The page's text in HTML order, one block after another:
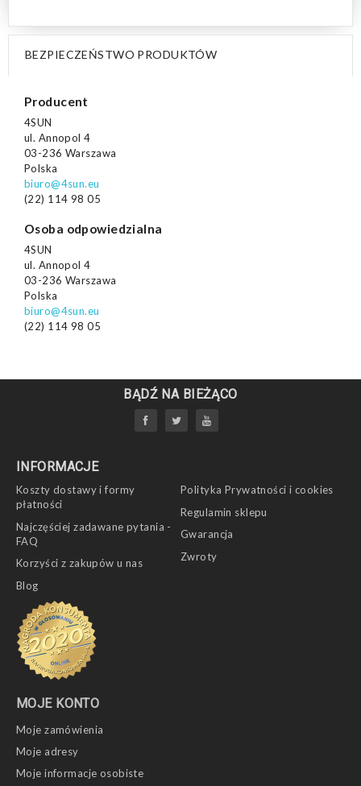
BEZPIECZEŃSTWO PRODUKTÓW
Producent
4SUN
ul. Annopol 4
03-236 Warszawa
Polska
biuro@4sun.eu
(22) 114 98 05
Osoba odpowiedzialna
4SUN
ul. Annopol 4
03-236 Warszawa
Polska
biuro@4sun.eu
(22) 114 98 05
BĄDŹ NA BIEŻĄCO
INFORMACJE
Koszty dostawy i formy
płatności
Najczęściej zadawane pytania -
FAQ
Korzyści z zakupów u nas
Blog
Polityka Prywatności i cookies
Regulamin sklepu
Gwarancja
Zwroty
MOJE KONTO
Moje zamówienia
Moje adresy
Moje informacje osobiste